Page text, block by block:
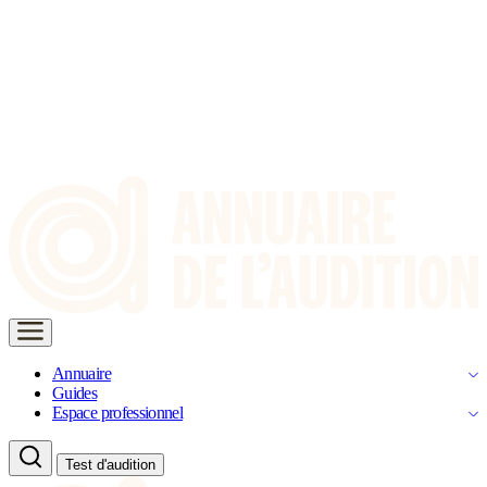
Annuaire
Guides
Espace professionnel
Test d'audition